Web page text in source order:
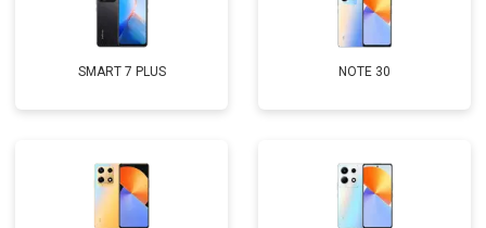
SMART 7 PLUS NOTE 30